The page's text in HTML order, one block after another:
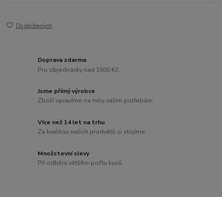
Do oblíbených
Doprava zdarma
Pro objednávky nad 1500 Kč.
Jsme přímý výrobce
Zboží upravíme na míru vašim potřebám.
Více než 14 let na trhu
Za kvalitou našich produktů si stojíme.
Množstevní slevy
Při odběru většího počtu kusů.